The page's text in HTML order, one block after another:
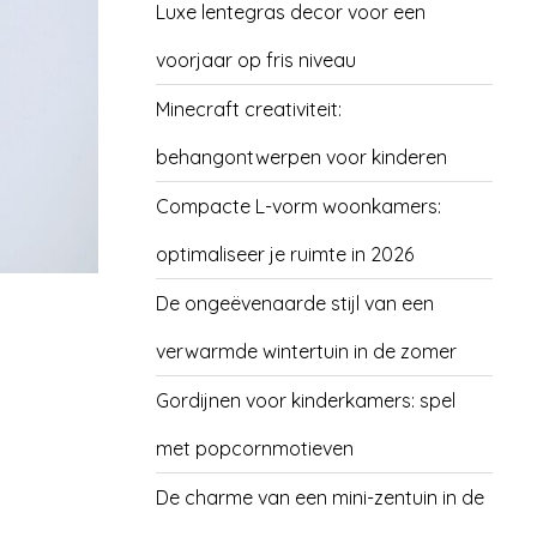
Luxe lentegras decor voor een
voorjaar op fris niveau
Minecraft creativiteit:
behangontwerpen voor kinderen
Compacte L-vorm woonkamers:
optimaliseer je ruimte in 2026
De ongeëvenaarde stijl van een
verwarmde wintertuin in de zomer
Gordijnen voor kinderkamers: spel
met popcornmotieven
De charme van een mini-zentuin in de